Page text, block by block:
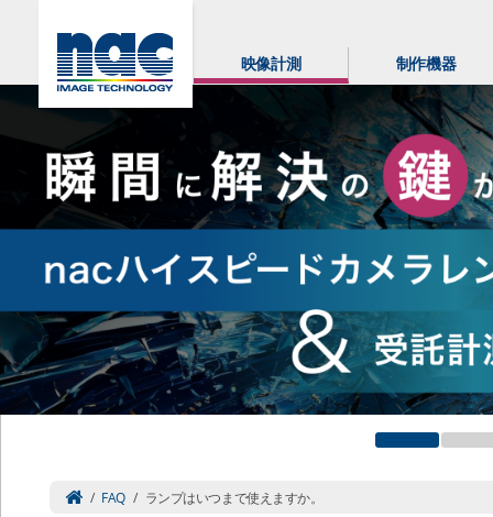
映像計測 制作機器
/ FAQ / ランプはいつまで使えますか。